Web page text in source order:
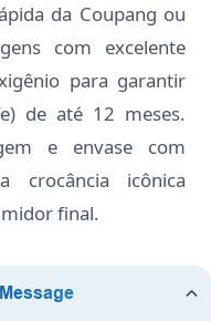
da Coupang ou
com excelente
para garantir
de até 12 meses.
e envase com
crocância icônica
final.
para